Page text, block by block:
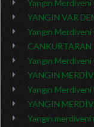
Yangın
YANGIN VAR
Yangın
CANKURTARAN
Yangın
YANGIN
Yangın Merdiveni
YANGIN
Yangın merdiveni